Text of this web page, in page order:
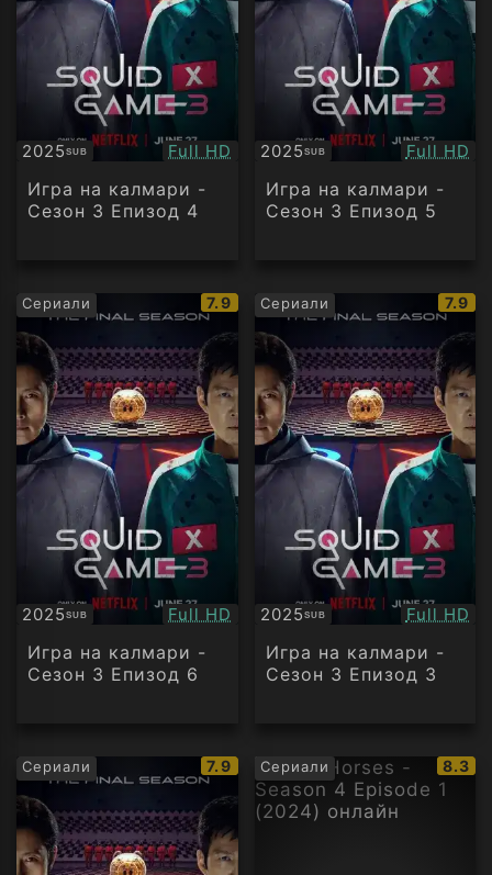
2025SUB
Субтитри Качество:
Full HD
Игра на калмари -
Сезон 3 Епизод 4
2025SUB
Субтитри Full HD
Игра на калмари -
Сезон 3 Епизод 5
Сериали
IMDb
рейтинг:
7.9
2025SUB
Субтитри Качество:
Full HD
Игра на калмари -
Сезон 3 Епизод 6
Сериали
IMDb
7.9
2025SUB
Субтитри Full HD
Игра на калмари -
Сезон 3 Епизод 3
Сериали
IMDb
рейтинг:
7.9 Сериали
IMDb
8.3